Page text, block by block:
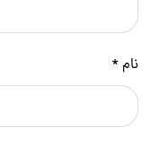
نام *